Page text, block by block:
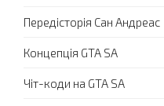
Передісторія Сан Андреас
Концепція GTA SA
Чіт-коди на GTA SA